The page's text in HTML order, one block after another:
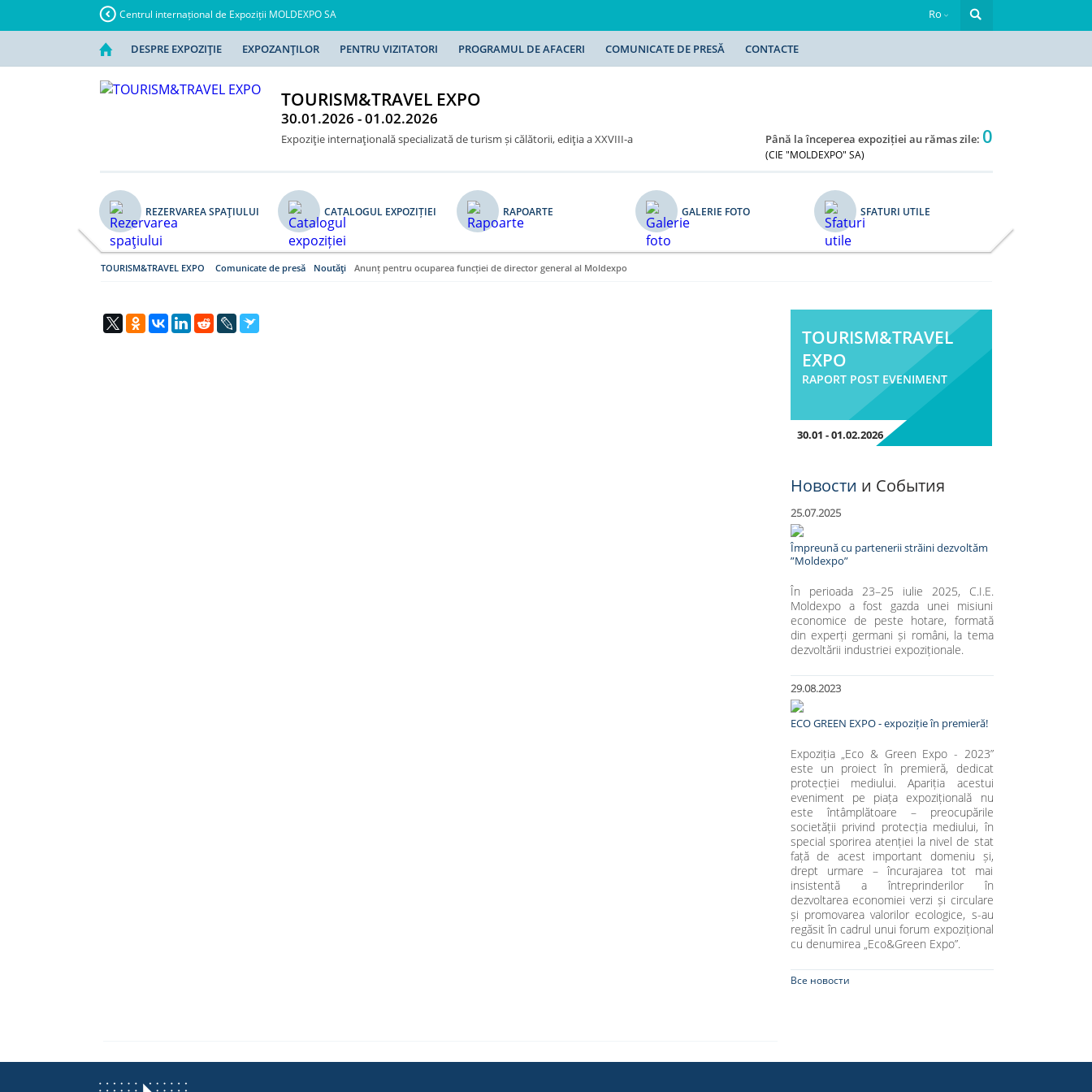
Centrul internațional de Expoziții MOLDEXPO SA Ro
DESPRE EXPOZIŢIE EXPOZANŢILOR PENTRU VIZITATORI PROGRAMUL DE AFACERI COMUNICATE DE PRESĂ CONTACTE
TOURISM&TRAVEL EXPO
30.01.2026 - 01.02.2026
Expoziţie internaţională specializată de turism și călătorii, ediţia a XXVIII-a Până la începerea expoziției au rămas zile: 0
(CIE "MOLDEXPO" SA)
REZERVAREA SPAŢIULUI CATALOGUL EXPOZIȚIEI RAPOARTE GALERIE FOTO SFATURI UTILE
TOURISM&TRAVEL EXPO Comunicate de presă Noutăţi Anunț pentru ocuparea funcției de director general al Moldexpo
TOURISM&TRAVEL
EXPO
RAPORT POST EVENIMENT
30.01 - 01.02.2026
Новости и События
25.07.2025
Împreună cu partenerii străini dezvoltăm
”Moldexpo”
În perioada 23–25 iulie 2025, C.I.E.
Moldexpo a fost gazda unei misiuni
economice de peste hotare, formată
din experți germani și români, la tema
dezvoltării industriei expoziționale.
29.08.2023
ECO GREEN EXPO - expoziție în premieră!
Expoziția „Eco & Green Expo - 2023”
este un proiect în premieră, dedicat
protecției mediului. Apariția acestui
eveniment pe piața expozițională nu
este întâmplătoare – preocupările
societății privind protecția mediului, în
special sporirea atenției la nivel de stat
față de acest important domeniu și,
drept urmare – încurajarea tot mai
insistentă a întreprinderilor în
dezvoltarea economiei verzi și circulare
și promovarea valorilor ecologice, s-au
regăsit în cadrul unui forum expozițional
cu denumirea „Eco&Green Expo”.
Все новости